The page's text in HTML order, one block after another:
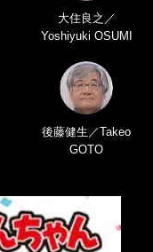
大住良之／
Yoshiyuki OSUMI
後藤健生／Takeo
GOTO